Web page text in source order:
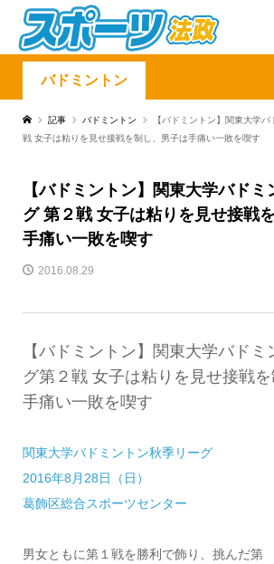
バドミントン
記事 バドミントン
【バドミントン】関東大学
戦 女子は粘りを見せ接戦を制し、男子は手痛い一敗を喫す
【バドミントン】関東大学バド
グ 第２戦 女子は粘りを見せ接戦
手痛い一敗を喫す
2016.08.29
【バドミントン】関東大学バド
グ第２戦 女子は粘りを見せ接戦
手痛い一敗を喫す
関東大学バドミントン秋季リーグ
2016年8月28日（日）
葛飾区総合スポーツセンター
男女ともに第１戦を勝利で飾り、挑んだ第